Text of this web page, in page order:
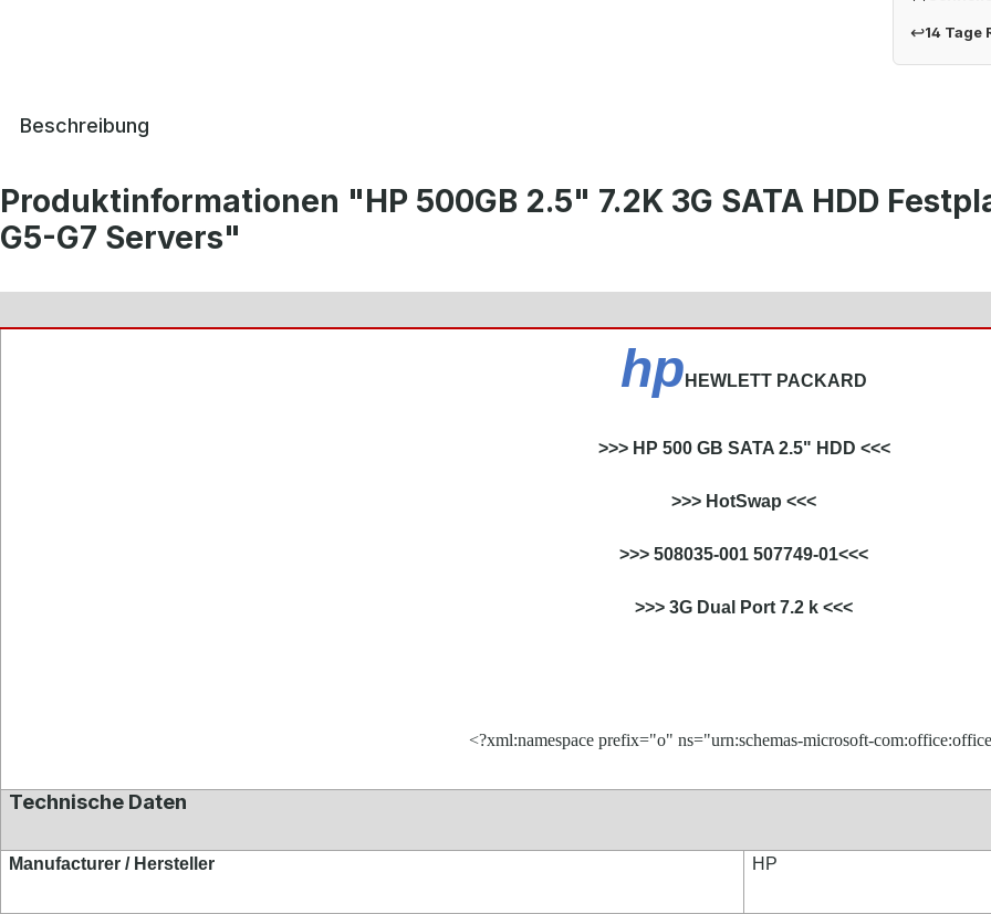
↩14 Tage
Beschreibung
Produktinformationen "HP 500GB 2.5" 7.2K 3G SATA HDD
G5-G7 Servers"
hp HEWLETT PACKARD
>>> HP 500 GB SATA 2.5" HDD <<<
>>> HotSwap <<<
>>> 508035-001 507749-01<<<
>>> 3G Dual Port 7.2 k <<<
<?xml:namespace prefix="o" ns="urn:schemas-microsoft-
Technische Daten
Manufacturer / Hersteller HP